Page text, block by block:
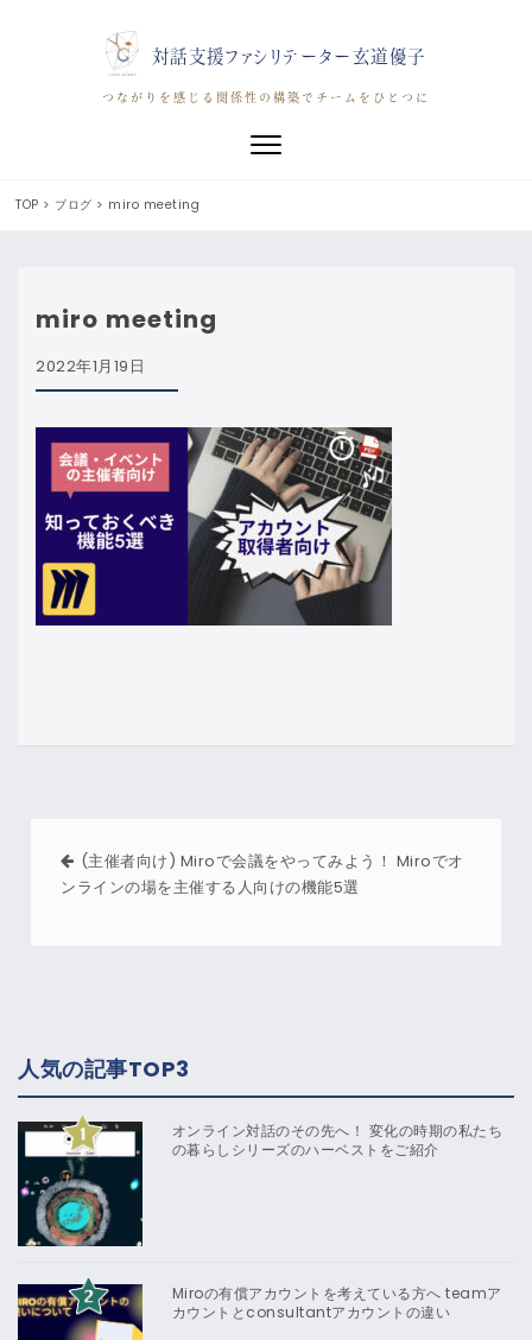
対話支援ファシリテーター玄道優子
つながりを感じる関係性の構築でチームをひとつに
Toggle navigation
TOP > ブログ > miro meeting
miro meeting
2022年1月19日
(主催者向け) Miroで会議をやってみよう！ Miroでオ
ンラインの場を主催する人向けの機能5選
人気の記事TOP3
オンライン対話のその先へ！ 変化の時期の私たち
の暮らしシリーズのハーベストをご紹介
Miroの有償アカウントを考えている方へ teamア
カウントとconsultantアカウントの違い